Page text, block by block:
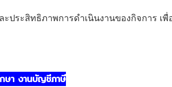
ประสิทธิภาพการดำเนินงานของกิจการ เพื่
ษา งานบัญชีภาษี